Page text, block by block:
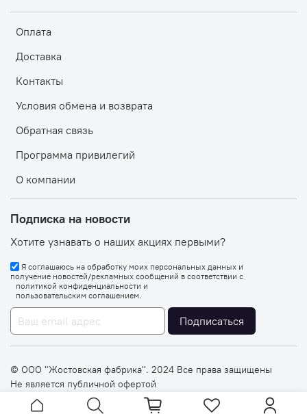
Оплата
Доставка
Контакты
Условия обмена и возврата
Обратная связь
Программа привилегий
О компании
Подписка на новости
Хотите узнавать о наших акциях первыми?
Я соглашаюсь на обработку моих персональных данных и
получение новостей/рекламных сообщений в соответствии с
политикой конфиденциальности и
пользовательским соглашением.
Подписаться
© OOO "Жостовская фабрика". 2024 Все права защищены
Не является публичной офертой